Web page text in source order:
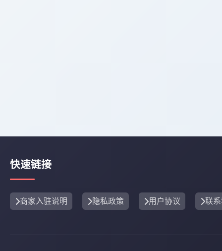
快速链接
商家入驻说明 隐私政策 用户协议 联